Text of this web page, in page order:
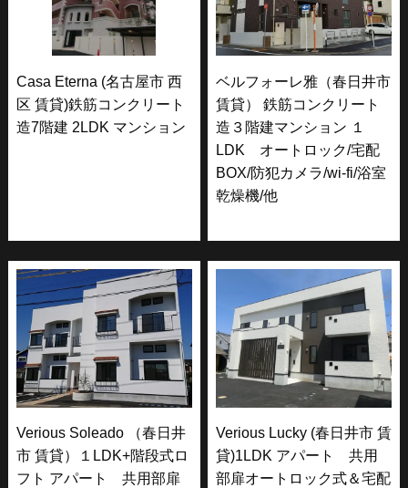
Casa Eterna (名古屋市 西
区 賃貸)鉄筋コンクリート
造7階建 2LDK マンション
ベルフォーレ雅（春日井市
賃貸） 鉄筋コンクリート
造３階建マンション １
LDK オートロック/宅配
BOX/防犯カメラ/wi-fi/浴室
乾燥機/他
Verious Soleado （春日井
市 賃貸）１LDK+階段式ロ
フト アパート 共用部扉
Verious Lucky (春日井市 賃
貸)1LDK アパート 共用
部扉オートロック式＆宅配